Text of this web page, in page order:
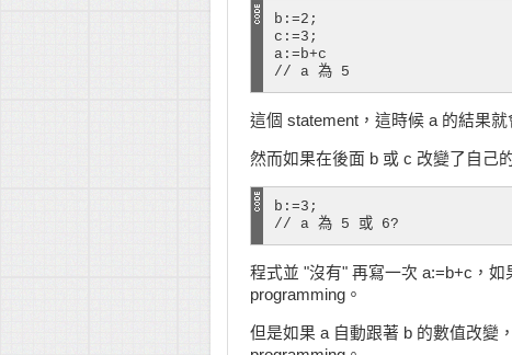
b:=2;
c:=3;
a:=b+c
這個 statement，這時候 a 的結果
然而如果在後面 b 或 c 改變了自己
b:=3;
程式並 "沒有" 再寫一次 a:=b+c，
programming。
但是如果 a 自動跟著 b 的數值改變